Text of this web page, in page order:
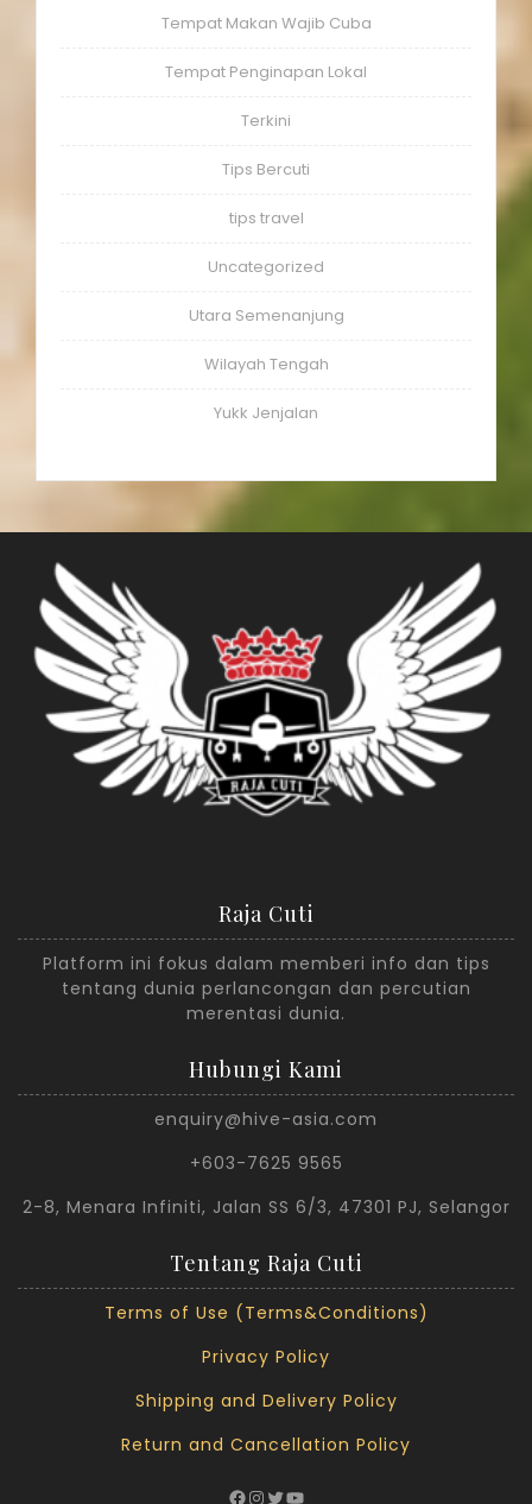
Tempat Makan Wajib Cuba
Tempat Penginapan Lokal
Terkini
Tips Bercuti
tips travel
Uncategorized
Utara Semenanjung
Wilayah Tengah
Yukk Jenjalan
Raja Cuti
Platform ini fokus dalam memberi info dan tips
tentang dunia perlancongan dan percutian
merentasi dunia.
Hubungi Kami
enquiry@hive-asia.com
+603-7625 9565
2-8, Menara Infiniti, Jalan SS 6/3, 47301 PJ, Selangor
Tentang Raja Cuti
Terms of Use (Terms&Conditions)
Privacy Policy
Shipping and Delivery Policy
Return and Cancellation Policy